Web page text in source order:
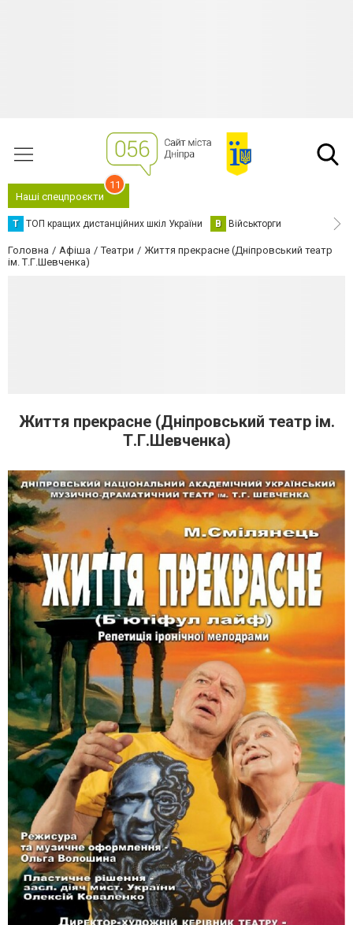
Наші спецпроєкти
11
Т ТОП кращих дистанційних шкіл України В Військторги
Головна Афіша Театри
Життя прекрасне (Дніпровський театр
ім. Т.Г.Шевченка)
Життя прекрасне (Дніпровський театр ім.
Т.Г.Шевченка)